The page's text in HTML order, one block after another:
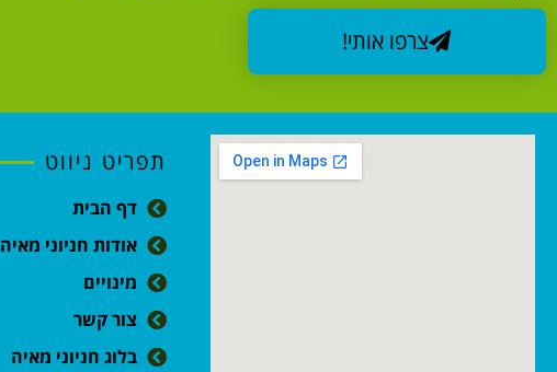
צרפו אותי!
תפריט ניווט
דף הבית
אודות חניוני מאיה
מינויים
צור קשר
בלוג חניוני מאיה